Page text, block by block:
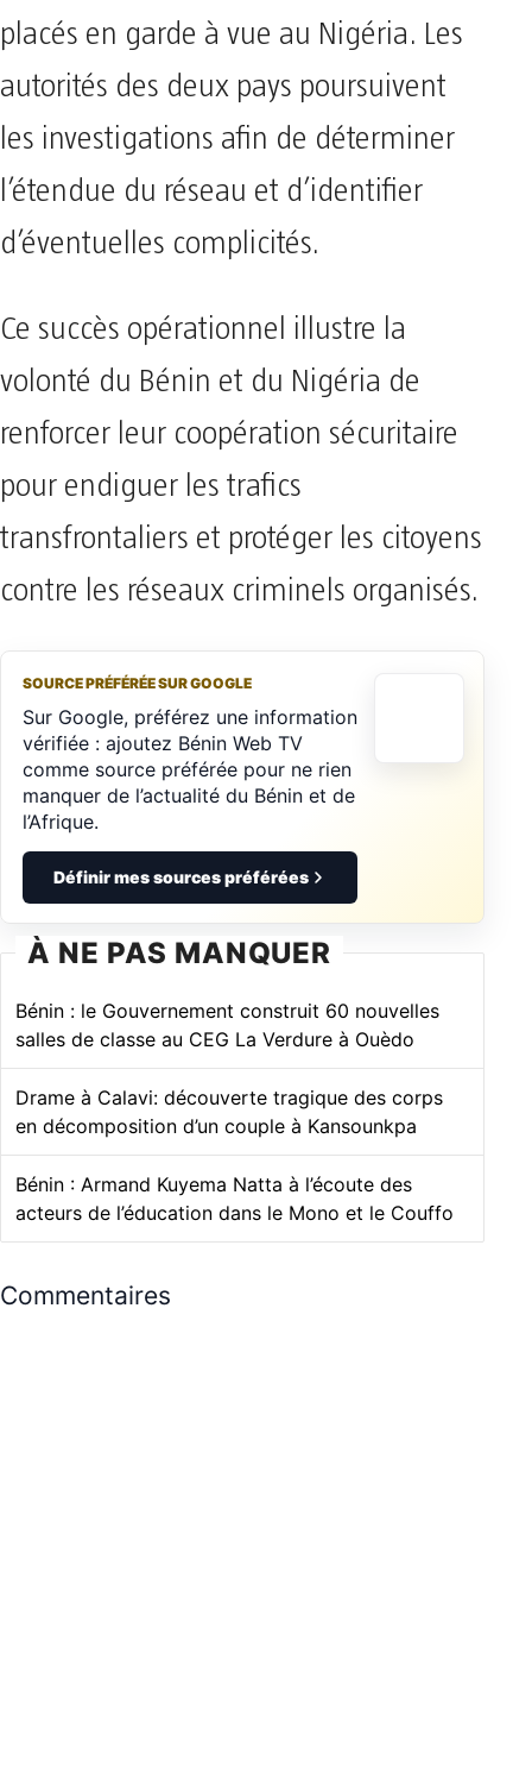
placés en garde à vue au Nigéria. Les
autorités des deux pays poursuivent
les investigations afin de déterminer
l’étendue du réseau et d’identifier
d’éventuelles complicités.
Ce succès opérationnel illustre la
volonté du Bénin et du Nigéria de
renforcer leur coopération sécuritaire
pour endiguer les trafics
transfrontaliers et protéger les citoyens
contre les réseaux criminels organisés.
SOURCE PRÉFÉRÉE SUR GOOGLE
Sur Google, préférez une information
vérifiée : ajoutez Bénin Web TV
comme source préférée pour ne rien
manquer de l’actualité du Bénin et de
l’Afrique.
Définir mes sources préférées
À NE PAS MANQUER
Bénin : le Gouvernement construit 60 nouvelles
salles de classe au CEG La Verdure à Ouèdo
Drame à Calavi: découverte tragique des corps
en décomposition d’un couple à Kansounkpa
Bénin : Armand Kuyema Natta à l’écoute des
acteurs de l’éducation dans le Mono et le Couffo
Commentaires